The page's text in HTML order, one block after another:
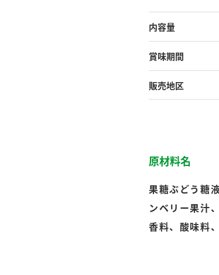
ぽん酢
味ぽんやお酢について
楽しく学べるパビリオ内容量
賞味期間
販売地区
原材料名
果糖ぶどう糖
ンベリー果汁
香料、酸味料